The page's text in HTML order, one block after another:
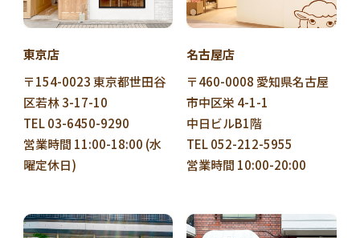
東京店
〒154-0023 東京都世田谷
区若林 3-17-10
TEL 03-6450-9290
営業時間 11:00-18:00 (水
曜定休日)
名古屋店
〒460-0008 愛知県名古屋
市中区栄 4-1-1
中日ビルB1階
TEL 052-212-5955
営業時間 10:00-20:00